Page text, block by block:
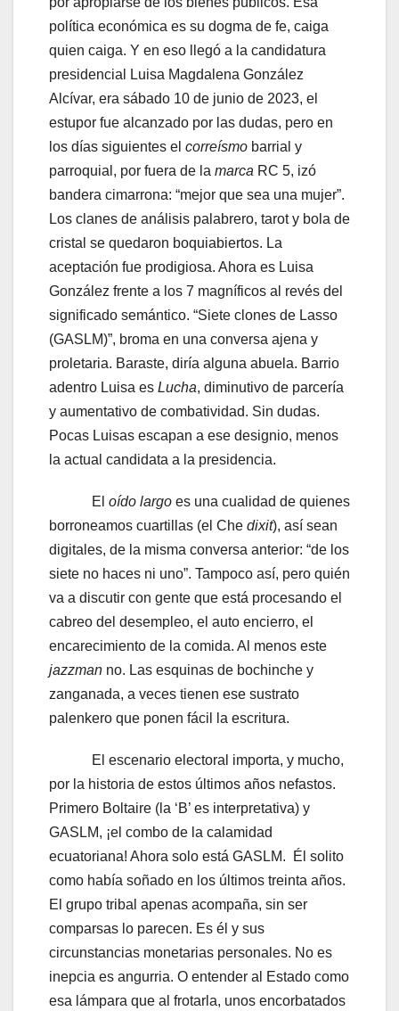
política económica es su dogma de fe, caiga
quien caiga. Y en eso llegó a la candidatura
presidencial Luisa Magdalena González
Alcívar, era sábado 10 de junio de 2023, el
estupor fue alcanzado por las dudas, pero en
los días siguientes el correísmo barrial y
parroquial, por fuera de la marca RC 5, izó
bandera cimarrona: “mejor que sea una mujer”.
Los clanes de análisis palabrero, tarot y bola de
cristal se quedaron boquiabiertos. La
aceptación fue prodigiosa. Ahora es Luisa
González frente a los 7 magníficos al revés del
significado semántico. “Siete clones de Lasso
(GASLM)”, broma en una conversa ajena y
proletaria. Baraste, diría alguna abuela. Barrio
adentro Luisa es Lucha, diminutivo de parcería
y aumentativo de combatividad. Sin dudas.
Pocas Luisas escapan a ese designio, menos
la actual candidata a la presidencia.
El oído largo es una cualidad de quienes
borroneamos cuartillas (el Che dixit), así sean
digitales, de la misma conversa anterior: “de los
siete no haces ni uno”. Tampoco así, pero quién
va a discutir con gente que está procesando el
cabreo del desempleo, el auto encierro, el
encarecimiento de la comida. Al menos este
jazzman no. Las esquinas de bochinche y
zanganada, a veces tienen ese sustrato
palenkero que ponen fácil la escritura.
El escenario electoral importa, y mucho,
por la historia de estos últimos años nefastos.
Primero Boltaire (la ‘B’ es interpretativa) y
GASLM, ¡el combo de la calamidad
ecuatoriana! Ahora solo está GASLM. Él solito
como había soñado en los últimos treinta años.
El grupo tribal apenas acompaña, sin ser
comparsas lo parecen. Es él y sus
circunstancias monetarias personales. No es
inepcia es angurria. O entender al Estado como
esa lámpara que al frotarla, unos encorbatados